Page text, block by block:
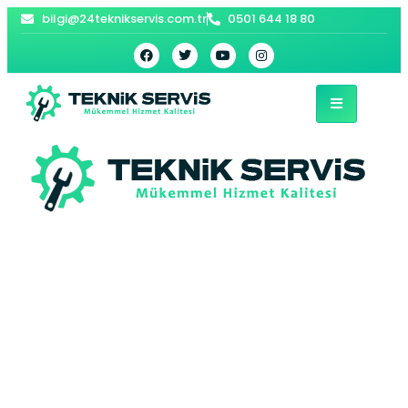
bilgi@24teknikservis.com.tr 0501 644 18 80